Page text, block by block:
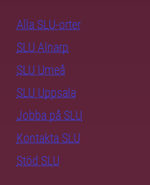
Alla SLU-orter
SLU Alnarp
SLU Umeå
SLU Uppsala
Jobba på SLU
Kontakta SLU
Stöd SLU